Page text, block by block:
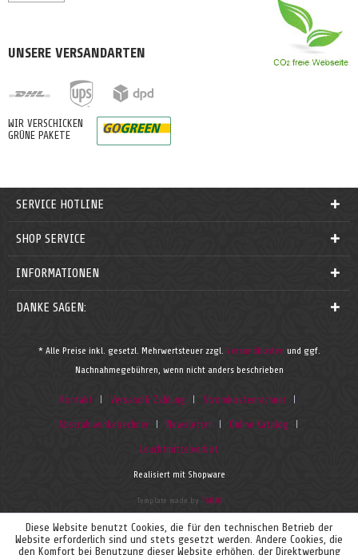
UNSERE VERSANDARTEN
WIR VERSCHICKEN
GRÜNE PAKETE
SERVICE HOTLINE
SHOP SERVICE
INFORMATIONEN
DANKE SAGEN:
* Alle Preise inkl. gesetzl. Mehrwertsteuer zzgl. Versandkosten und ggf.
Nachnahmegebühren, wenn nicht anders beschrieben
Kontakt Versand & Zahlung Stromkostenrechner
Abstrahlwinkelrechner Newsletter Online Katalog
Leuchtmittelverbot
Realisiert mit Shopware
Template made by TAB10
Diese Website benutzt Cookies, die für den technischen Betrieb der
Website erforderlich sind und stets gesetzt werden. Andere Cookies, die
den Komfort bei Benutzung dieser Website erhöhen, der Direktwerbung